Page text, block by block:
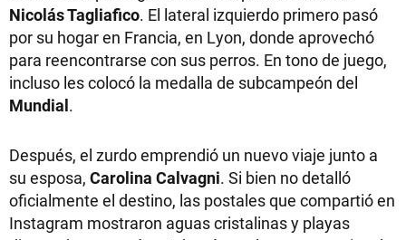
Nicolás Tagliafico. El lateral izquierdo primero pasó
por su hogar en Francia, en Lyon, donde aprovechó
para reencontrarse con sus perros. En tono de juego,
incluso les colocó la medalla de subcampeón del
Mundial.
Después, el zurdo emprendió un nuevo viaje junto a
su esposa, Carolina Calvagni. Si bien no detalló
oficialmente el destino, las postales que compartió en
Instagram mostraron aguas cristalinas y playas